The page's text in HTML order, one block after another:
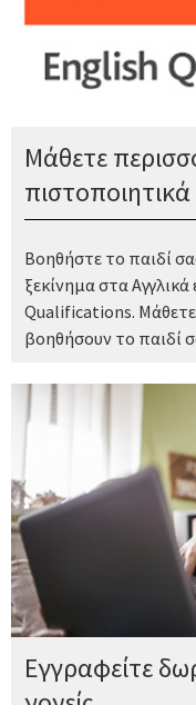
Μάθετε
Βοηθήστε το παιδί
ξεκίνημα στα
Qualifications.
βοηθήσουν το παιδί
Εγγραφείτε